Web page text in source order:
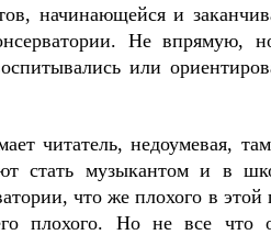
начинающейся и
Не впрямую,
или
читатель, недоумевая,
стать музыкантом и в
что же плохого в
плохого. Но не все что